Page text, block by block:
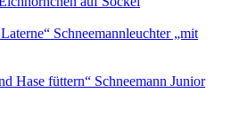
Schneemannleuchter „mit
Schneemann Junior